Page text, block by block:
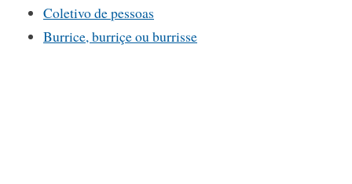
Coletivo de pessoas
Burrice, burriçe ou burrisse